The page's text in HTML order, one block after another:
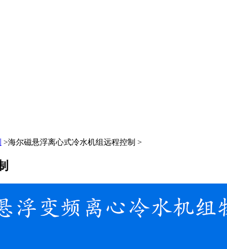
>海尔磁悬浮离心式冷水机组远程控制 >